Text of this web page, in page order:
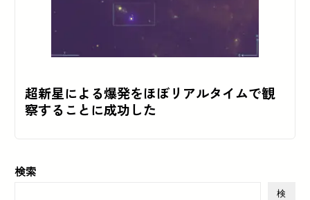
超新星による爆発をほぼリアルタイムで観
察することに成功した
検索
検